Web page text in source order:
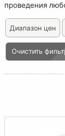
проведения
Диапазон цен
Очистить